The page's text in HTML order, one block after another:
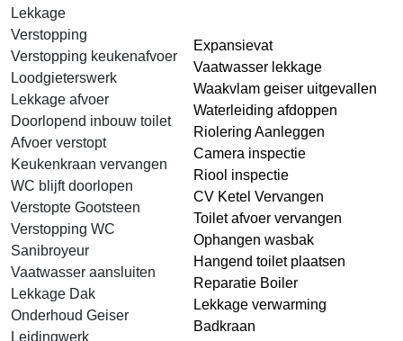
Lekkage
Verstopping
Verstopping keukenafvoer
Loodgieterswerk
Lekkage afvoer
Doorlopend inbouw toilet
Afvoer verstopt
Keukenkraan vervangen
WC blijft doorlopen
Verstopte Gootsteen
Verstopping WC
Sanibroyeur
Vaatwasser aansluiten
Lekkage Dak
Onderhoud Geiser
Leidingwerk
Expansievat
Vaatwasser lekkage
Waakvlam geiser uitgevallen
Waterleiding afdoppen
Riolering Aanleggen
Camera inspectie
Riool inspectie
CV Ketel Vervangen
Toilet afvoer vervangen
Ophangen wasbak
Hangend toilet plaatsen
Reparatie Boiler
Lekkage verwarming
Badkraan